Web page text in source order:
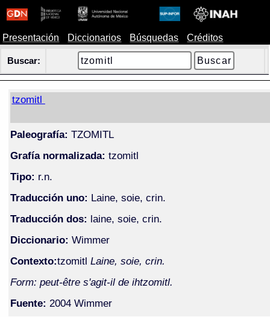
Presentación Diccionarios Búsquedas Créditos
Buscar:
tzomitl
Paleografía: TZOMITL
Grafía normalizada: tzomitl
Tipo: r.n.
Traducción uno: Laine, soie, crin.
Traducción dos: laine, soie, crin.
Diccionario: Wimmer
Contexto:tzomitl Laine, soie, crin.
Form: peut-être s'agit-il de ihtzomitl.
Fuente: 2004 Wimmer